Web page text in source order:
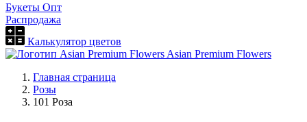
Букеты Опт
Распродажа
Калькулятор цветов
Asian Premium Flowers
Главная страница
Розы
101 Роза